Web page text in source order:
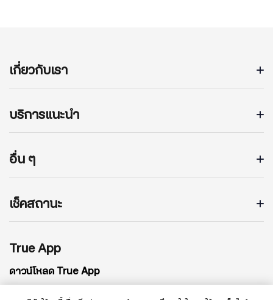
เกี่ยวกับเรา
บริการแนะนำ
อื่น ๆ
เช็คสถานะ
True App
ดาวน์โหลด True App